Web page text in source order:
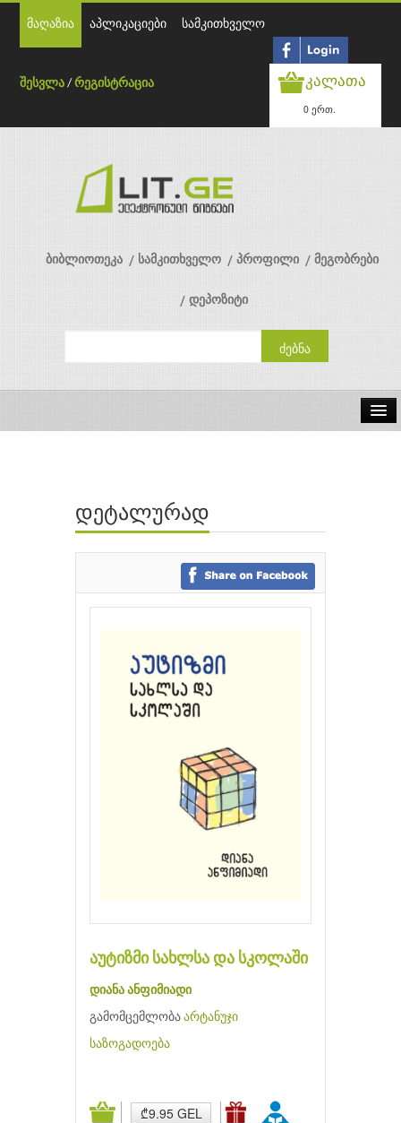
მაღაზია აპლიკაციები სამკითხველო
შესვლა /რეგისტრაცია კალათა
0 ერთ.
ბიბლიოთეკა სამკითხველო პროფილი მეგობრები
დეპოზიტი
ავტორები
გამომცემლობები
დეტალურად
აუტიზმი სახლსა და სკოლაში
დიანა ანფიმიადი
გამომცემლობა არტანუჯი
საზოგადოება
₾9.95 GEL